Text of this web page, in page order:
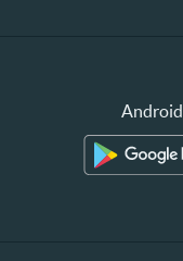
Android